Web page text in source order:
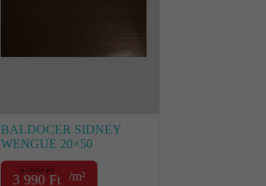
BALDOCER SIDNEY
WENGUE 20×50
8 990Ft
3 990 Ft /m²